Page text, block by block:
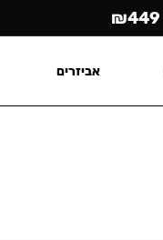
אביזרים